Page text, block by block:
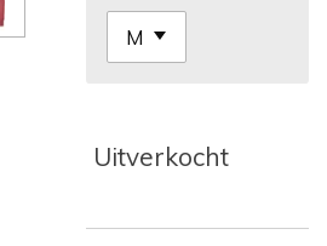
Uitverkocht